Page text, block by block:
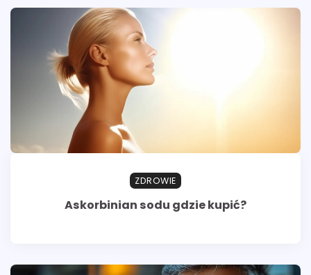
ZDROWIE
Askorbinian sodu gdzie kupić?